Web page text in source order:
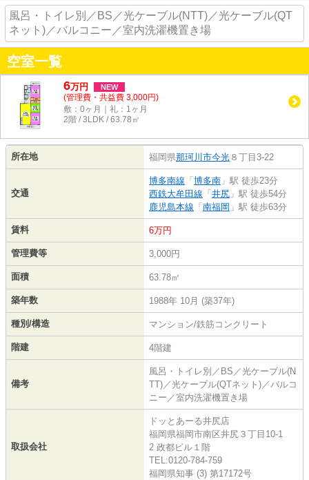
風呂・トイレ別／BS／光ケーブル(NTT)／光ケーブル(QT
ネット)／バルコニー／室内洗濯機置き場
空室一覧
6万円 NEW
(管理費・共益費 3,000円)
敷：0ヶ月｜礼：1ヶ月
2階 / 3LDK / 63.78㎡
所在地 福岡県那珂川市今光 ８丁目3-22
交通
博多南線 「 博多南 」駅 徒歩23分
西鉄大牟田線 「 井尻 」駅 徒歩54分
鹿児島本線 「 南福岡 」駅 徒歩63分
賃料 6万円
管理費等 3,000円
面積 63.78㎡
築年数 1988年 10月 (築37年)
種別/構造 マンション/鉄筋コンクリート
階建 4階建
備考
風呂・トイレ別／BS／光ケーブル(N
TT)／光ケーブル(QTネット)／バルコ
ニー／室内洗濯機置き場
取扱会社
ドッとあーる井尻店
福岡県福岡市南区井尻３丁目10-1
2 政都ビル１階
TEL:0120-784-759
福岡県知事 (3) 第17172号